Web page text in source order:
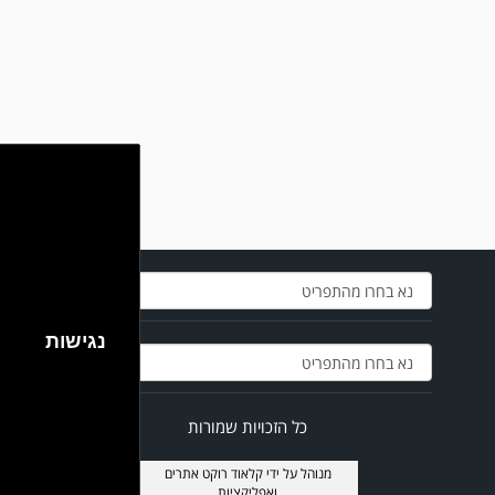
כל הזכויות שמורות
מנוהל על ידיקלאוד רוקט אתרים
נגישות